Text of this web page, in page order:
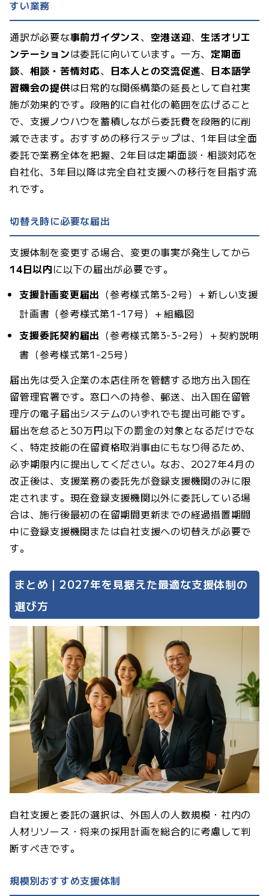
すい業務
通訳が必要な事前ガイダンス、 空港送迎、生活オリエ
ンテーションは委託に向いています。一方、 定期面
談、 相談・苦情対応、 日本人との交流促進、 日本語学
習機会の提供は日常的な関係構築の延長として自社実
施が効果的です。段階的に自社化の範囲を広げること
で、支援ノウハウを蓄積しながら委託費を段階的に削
減できます。おすすめの移行ステップは、1年目は全面
委託で業務全体を把握、2年目は定期面談・相談対応を
自社化、3年目以降は完全自社支援への移行を目指す流
れです。
切替え時に必要な届出
支援体制を変更する場合、変更の事実が発生してから
14日以内に以下の届出が必要です。
支援計画変更届出 （参考様式第3-2号）＋新しい支援
計画書（参考様式第1-17号）＋組織図
支援委託契約届出 （参考様式第3-3-2号）＋契約説明
書（参考様式第1-25号）
届出先は受入企業の本店住所を管轄する地方出入国在
留管理官署です。窓口への持参、郵送、出入国在留管
理庁の電子届出システムのいずれでも提出可能です。
届出を怠ると30万円以下の罰金の対象となるだけでな
く、特定技能の在留資格取消事由にもなり得るため、
必ず期限内に提出してください。なお、2027年4月の
改正後は、支援業務の委託先が登録支援機関のみに限
定されます。現在登録支援機関以外に委託している場
合は、施行後最初の在留期間更新までの経過措置期間
中に登録支援機関または自社支援への切替えが必要で
す。
まとめ｜2027年を見据えた最適な支援体制の
選び方
自社支援と委託の選択は、外国人の人数規模・社内の
人材リソース・将来の採用計画を総合的に考慮して判
断すべきです。
規模別おすすめ支援体制